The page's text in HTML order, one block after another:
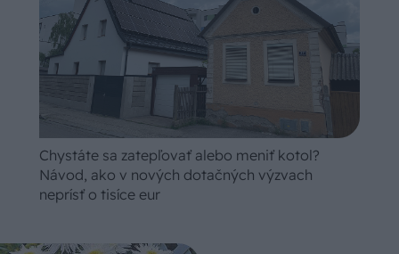
Chystáte sa zatepľovať alebo meniť kotol?
Návod, ako v nových dotačných výzvach
neprísť o tisíce eur